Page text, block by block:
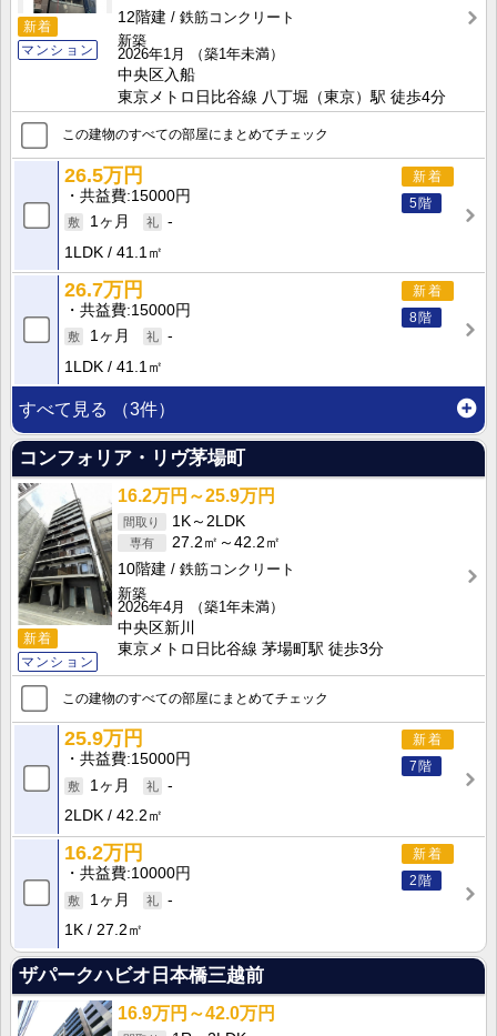
新着
マンション
12階建
鉄筋コンクリート
新築
2026年1月
（築1年未満）
中央区入船
東京メトロ日比谷線 八丁堀（東京）駅 徒歩4分
この建物のすべての部屋にまとめてチェック
新着
5階
26.5万円
共益費 15000円
1ヶ月
-
1LDK
41.1㎡
新着
8階
26.7万円
共益費 15000円
1ヶ月
-
1LDK
41.1㎡
すべて見る （3件）
コンフォリア・リヴ茅場町
新着
マンション
16.2万円～25.9万円
1K～2LDK
27.2㎡～42.2㎡
10階建
鉄筋コンクリート
新築
2026年4月
（築1年未満）
中央区新川
東京メトロ日比谷線 茅場町駅 徒歩3分
この建物のすべての部屋にまとめてチェック
新着
7階
25.9万円
共益費 15000円
1ヶ月
-
2LDK
42.2㎡
新着
2階
16.2万円
共益費 10000円
1ヶ月
-
1K
27.2㎡
ザパークハビオ日本橋三越前
16.9万円～42.0万円